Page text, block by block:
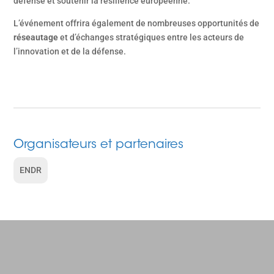
L’événement offrira également de nombreuses opportunités de
réseautageet d’échanges stratégiques entre les acteurs de
l’innovation et de la défense.
Organisateurs et partenaires
ENDR